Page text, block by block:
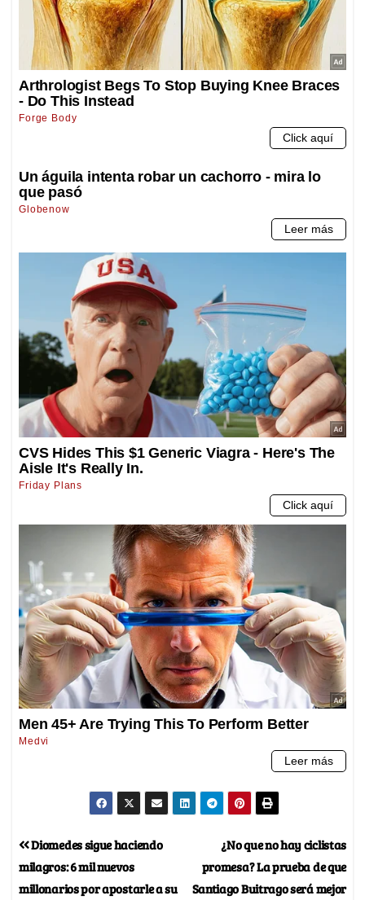
¿No que no hay ciclistas
promesa? La prueba de que
Santiago Buitrago será mejor
Diomedes sigue haciendo
milagros: 6 mil nuevos
millonarios por apostarle a su